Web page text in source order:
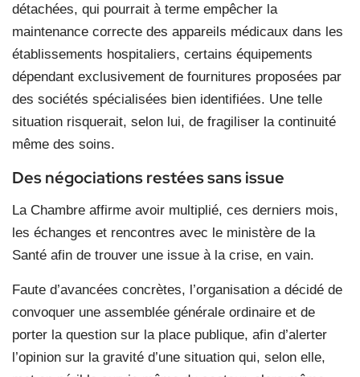
détachées, qui pourrait à terme empêcher la
maintenance correcte des appareils médicaux dans les
établissements hospitaliers, certains équipements
dépendant exclusivement de fournitures proposées par
des sociétés spécialisées bien identifiées. Une telle
situation risquerait, selon lui, de fragiliser la continuité
même des soins.
Des négociations restées sans issue
La Chambre affirme avoir multiplié, ces derniers mois,
les échanges et rencontres avec le ministère de la
Santé afin de trouver une issue à la crise, en vain.
Faute d’avancées concrètes, l’organisation a décidé de
convoquer une assemblée générale ordinaire et de
porter la question sur la place publique, afin d’alerter
l’opinion sur la gravité d’une situation qui, selon elle,